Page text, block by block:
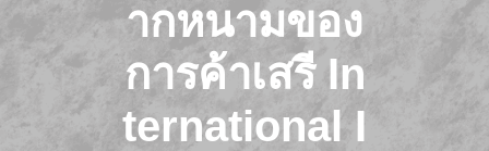
ากหนามของ
การค้าเสรี In
ternational I